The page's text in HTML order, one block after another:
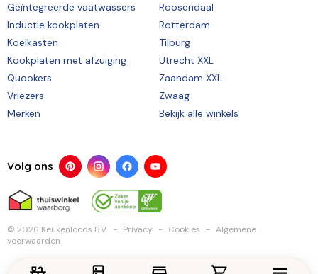
Geïntegreerde vaatwassers
Inductie kookplaten
Koelkasten
Kookplaten met afzuiging
Quookers
Vriezers
Merken
Roosendaal
Rotterdam
Tilburg
Utrecht XXL
Zaandam XXL
Zwaag
Bekijk alle winkels
Volg ons
© 2026 Keukenloods B.V. Privacy Cookies
Algemene
voorwaarden